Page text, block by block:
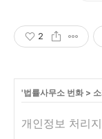
2
'법률사무소 번화 >
개인정보 처리